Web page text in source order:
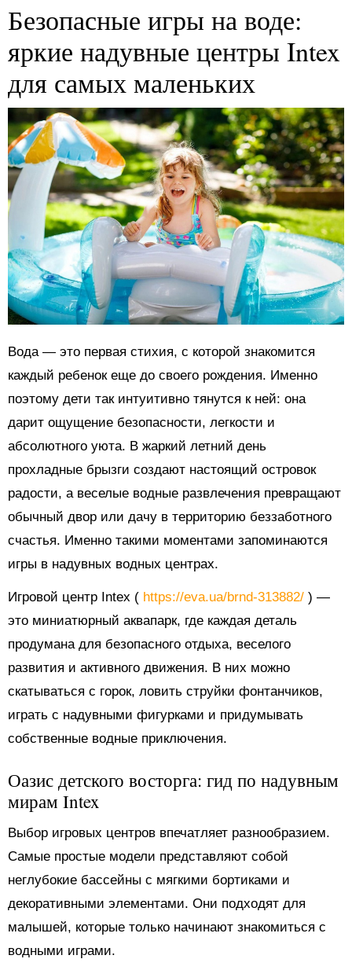
Безопасные игры на воде:
яркие надувные центры Intex
для самых маленьких
Вода — это первая стихия, с которой знакомится
каждый ребенок еще до своего рождения. Именно
поэтому дети так интуитивно тянутся к ней: она
дарит ощущение безопасности, легкости и
абсолютного уюта. В жаркий летний день
прохладные брызги создают настоящий островок
радости, а веселые водные развлечения превращают
обычный двор или дачу в территорию беззаботного
счастья. Именно такими моментами запоминаются
игры в надувных водных центрах.
Игровой центр Intex ( https://eva.ua/brnd-313882/ ) —
это миниатюрный аквапарк, где каждая деталь
продумана для безопасного отдыха, веселого
развития и активного движения. В них можно
скатываться с горок, ловить струйки фонтанчиков,
играть с надувными фигурками и придумывать
собственные водные приключения.
Оазис детского восторга: гид по надувным
мирам Intex
Выбор игровых центров впечатляет разнообразием.
Самые простые модели представляют собой
неглубокие бассейны с мягкими бортиками и
декоративными элементами. Они подходят для
малышей, которые только начинают знакомиться с
водными играми.